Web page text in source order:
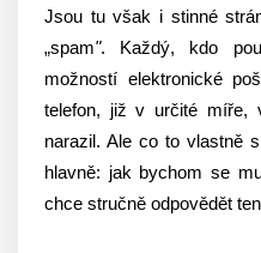
Jsou tu však i stinné
„spam". Každý, kdo
možností elektronické
telefon, již v určité míře,
narazil. Ale co to vlastně
hlavně: jak bychom se
chce stručně odpovědět